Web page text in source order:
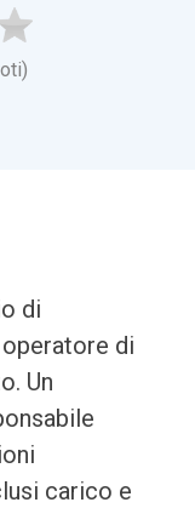
di
di
Un
carico e